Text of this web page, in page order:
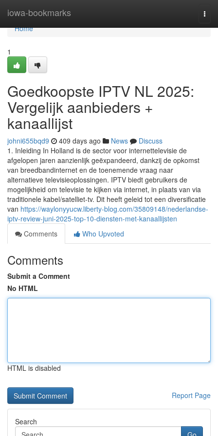
iowa-bookmarks
Home
Home
1
Goedkoopste IPTV NL 2025:
Vergelijk aanbieders +
kanaallijst
johni655bqd9 409 days ago News
Discuss
1. Inleiding In Holland is de sector voor internettelevisie de
afgelopen jaren aanzienlijk geëxpandeerd, dankzij de opkomst
van breedbandinternet en de toenemende vraag naar
alternatieve televisieoplossingen. IPTV biedt gebruikers de
mogelijkheid om televisie te kijken via internet, in plaats van via
traditionele kabel/satelliet-tv. Dit heeft geleid tot een diversificatie
van https://waylonyyucw.liberty-blog.com/35809148/nederlandse-
iptv-review-juni-2025-top-10-diensten-met-kanaallijsten
Comments
Who Upvoted
Comments
Submit a Comment
No HTML
HTML is disabled
Report Page
Search